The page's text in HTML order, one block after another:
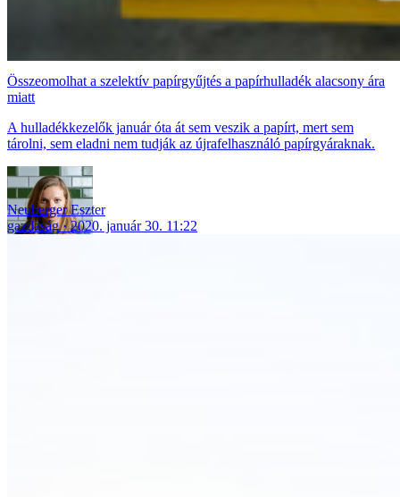
Összeomolhat a szelektív papírgyűjtés a papírhulladék alacsony ára
miatt
A hulladékkezelők január óta át sem veszik a papírt, mert sem
tárolni, sem eladni nem tudják az újrafelhasználó papírgyáraknak.
Neuberger Eszter
gazdaság
2020. január 30. 11:22